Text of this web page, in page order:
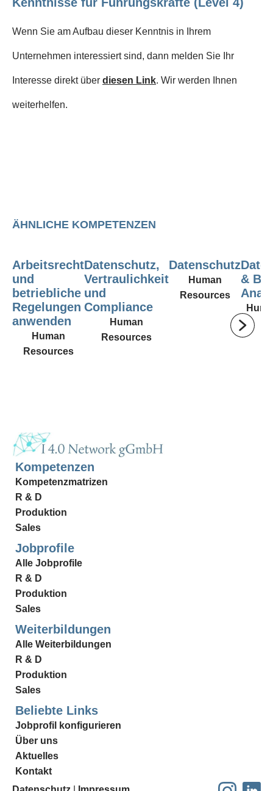
Wenn Sie am Aufbau dieser Kenntnis in Ihrem
Unternehmen interessiert sind, dann melden Sie Ihr
Interesse direkt über diesen Link. Wir werden Ihnen
weiterhelfen.
ÄHNLICHE KOMPETENZEN
Arbeitsrecht
und
betriebliche
Regelungen
anwenden
Human
Resources
Datenschutz,
Vertraulichkeit
und
Compliance
Human
Resources
Datenschutz
Human
Resources
&
Kompetenzen
Kompetenzmatrizen
R & D
Produktion
Sales
Jobprofile
Alle Jobprofile
R & D
Produktion
Sales
Weiterbildungen
Alle Weiterbildungen
R & D
Produktion
Sales
Beliebte Links
Jobprofil konfigurieren
Über uns
Aktuelles
Kontakt